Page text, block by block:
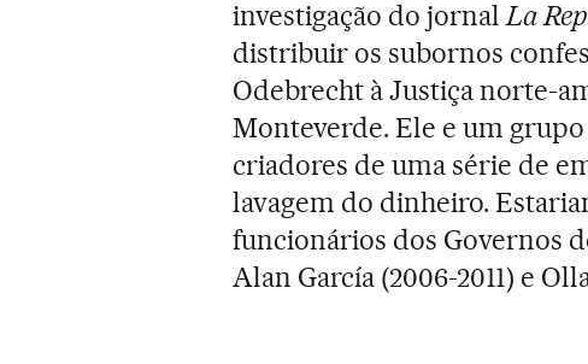
investigação do jornalLa
distribuir os subornos
Odebrecht à Justiça norte-
Monteverde. Ele e um
criadores de uma série de
lavagem do dinheiro.
funcionários dos Governos
Alan García (2006-2011) e